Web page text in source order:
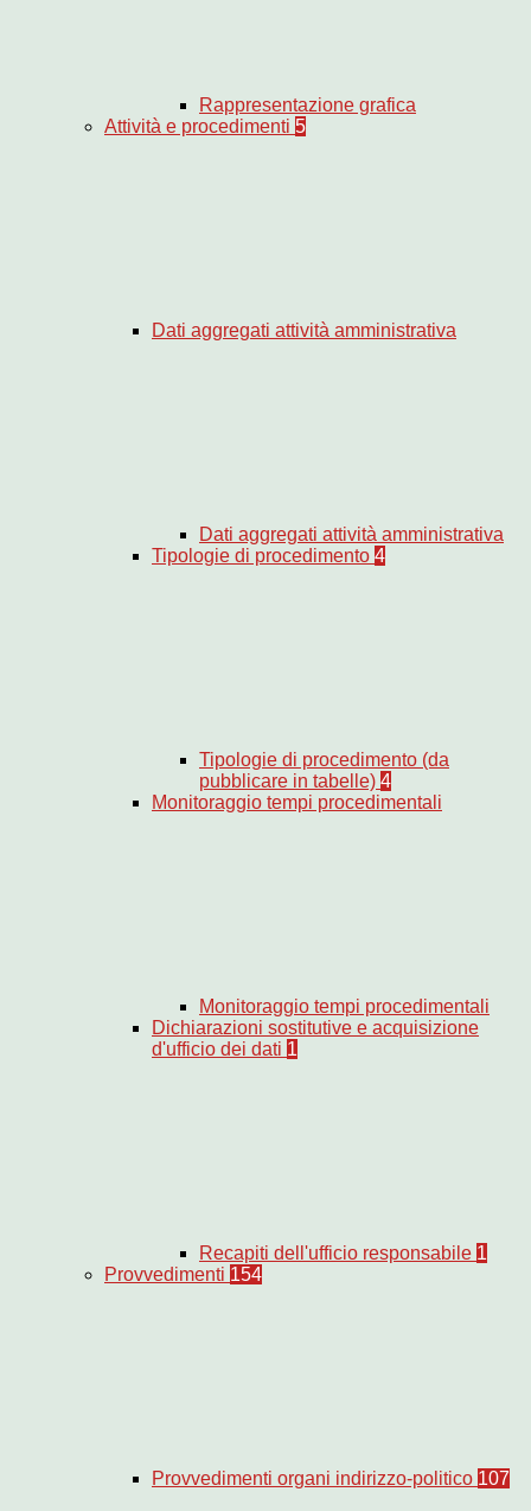
Rappresentazione grafica
Attività e procedimenti 5
Dati aggregati attività amministrativa
Dati aggregati attività amministrativa
Tipologie di procedimento 4
Tipologie di procedimento (da
pubblicare in tabelle) 4
Monitoraggio tempi procedimentali
Monitoraggio tempi procedimentali
Dichiarazioni sostitutive e acquisizione
d'ufficio dei dati 1
Recapiti dell'ufficio responsabile 1
Provvedimenti 154
Provvedimenti organi indirizzo-politico 107